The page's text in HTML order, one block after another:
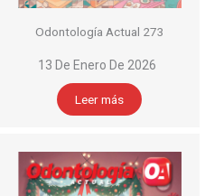
Odontología Actual 273
13 De Enero De 2026
Leer más